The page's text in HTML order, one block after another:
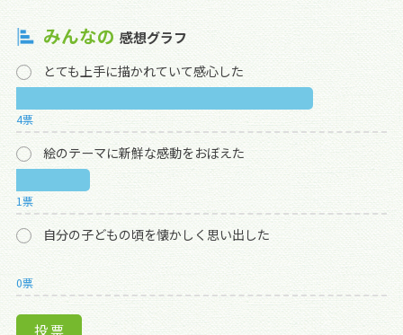
みんなの 感想グラフ
とても上手に描かれていて感心した
4票
絵のテーマに新鮮な感動をおぼえた
1票
自分の子どもの頃を懐かしく思い出した
0票